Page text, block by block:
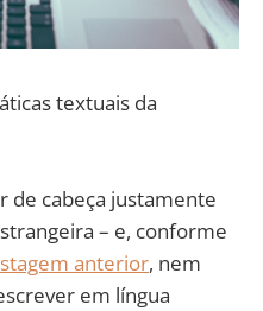
textuais da
de cabeça justamente
– e, conforme
anterior, nem
em língua